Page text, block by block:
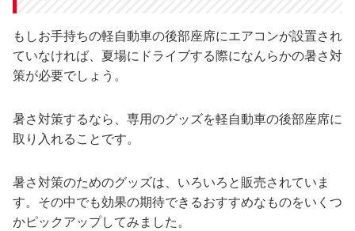
もしお手持ちの軽自動車の後部座席にエアコンが設置され
ていなければ、夏場にドライブする際になんらかの暑さ対
策が必要でしょう。
暑さ対策するなら、専用のグッズを軽自動車の後部座席に
取り入れることです。
暑さ対策のためのグッズは、いろいろと販売されていま
す。その中でも効果の期待できるおすすめなものをいくつ
かピックアップしてみました。